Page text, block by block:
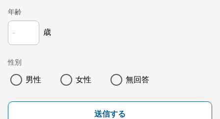
年齢
歳
性別
男性 女性 無回答
送信する